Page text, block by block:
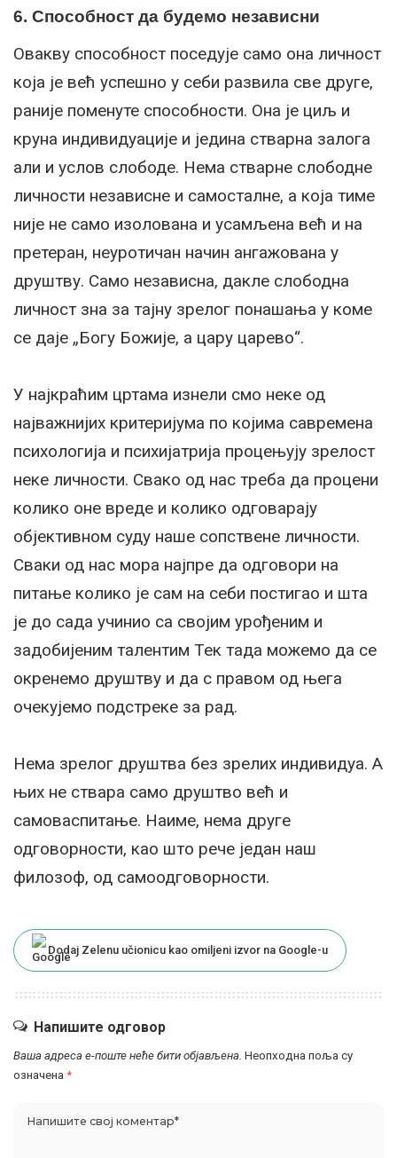
6. Способност да будемо независни
Овакву способност поседује само она личност
која је већ успешно у себи развила све друге,
раније поменуте способности. Она је циљ и
круна индивидуације и једина стварна залога
али и услов слободе. Нема стварне слободне
личности независне и самосталне, а која тиме
није не само изолована и усамљена већ и на
претеран, неуротичан начин ангажована у
друштву. Само независна, дакле слободна
личност зна за тајну зрелог понашања у коме
се даје „Богу Божије, а цару царево“.
У најкраћим цртама изнели смо неке од
најважнијих критеријума по којима савремена
психологија и психијатрија процењују зрелост
неке личности. Свако од нас треба да процени
колико оне вреде и колико одговарају
објективном суду наше сопствене личности.
Сваки од нас мора најпре да одговори на
питање колико је сам на себи постигао и шта
је до сада учинио са својим урођеним и
задобијеним талентим Тек тада можемо да се
окренемо друштву и да с правом од њега
очекујемо подстреке за рад.
Нема зрелог друштва без зрелих индивидуа. А
њих не ствара само друштво већ и
самоваспитање. Наиме, нема друге
одговорности, као што рече један наш
филозоф, од самоодговорности.
Dodaj Zelenu učionicu kao omiljeni izvor na Google-u
Напишите одговор
Ваша адреса е-поште неће бити објављена. Неопходна поља су
означена *